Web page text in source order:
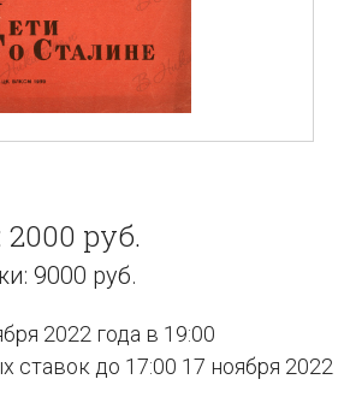
руб.
9000 руб.
2022 года в 19:00
ставок до 17:00 17 ноября 2022